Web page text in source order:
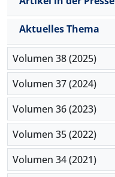
Aktuelles Thema
Volumen 38 (2025)
Volumen 37 (2024)
Volumen 36 (2023)
Volumen 35 (2022)
Volumen 34 (2021)